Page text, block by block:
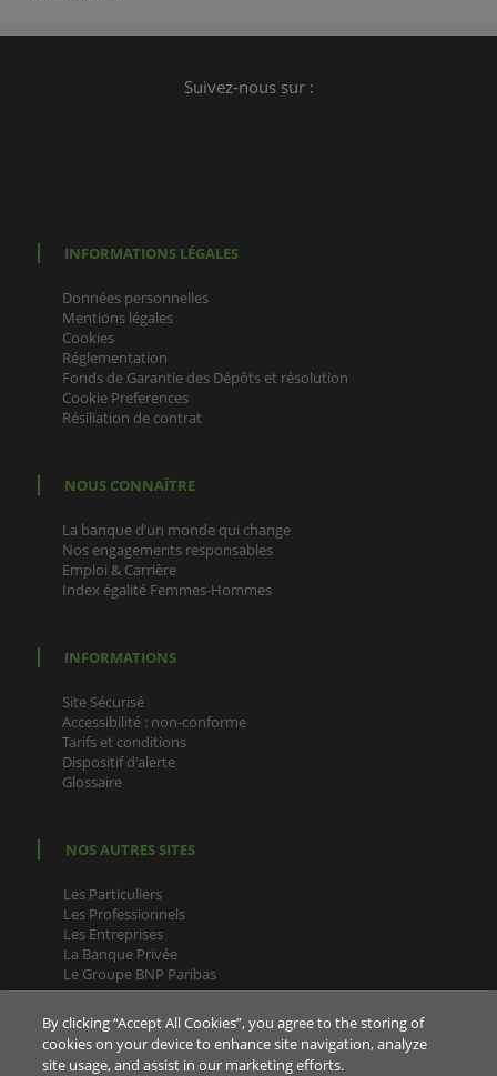
Suivez-nous sur :
INFORMATIONS LÉGALES
Données personnelles
Mentions légales
Cookies
Réglementation
Fonds de Garantie des Dépôts et résolution
Cookie Preferences
Résiliation de contrat
NOUS CONNAÎTRE
La banque d’un monde qui change
Nos engagements responsables
Emploi & Carrière
Index égalité Femmes-Hommes
INFORMATIONS
Site Sécurisé
Accessibilité : non-conforme
Tarifs et conditions
Dispositif d'alerte
Glossaire
NOS AUTRES SITES
Les Particuliers
Les Professionnels
Les Entreprises
La Banque Privée
Le Groupe BNP Paribas
By clicking “Accept All Cookies”, you agree to the storing of
cookies on your device to enhance site navigation, analyze
site usage, and assist in our marketing efforts.